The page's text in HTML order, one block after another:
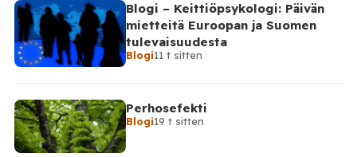
Blogi – Keittiöpsykologi: Päivän
mietteitä Euroopan ja Suomen
tulevaisuudesta
Blogi11 t sitten
Perhosefekti
Blogi19 t sitten